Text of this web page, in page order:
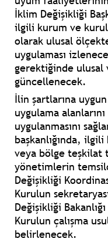
İklim Değişikliği
ilgili kurum ve
olarak ulusal
uygulaması
gerektiğinde ulusal
güncellenecek.
İlin şartlarına
uygulama
uygulanmasını
başkanlığında,
veya bölge
yönetimlerin
Değişikliği
Kurulun
Değişikliği
Kurulun çalışma
belirlenecek.